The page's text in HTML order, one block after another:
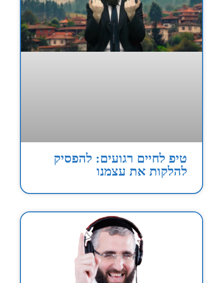
טיפ לחיים רגועים: להפסיק
להלקות את עצמנו